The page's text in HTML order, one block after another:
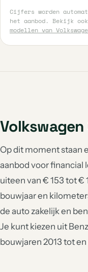
Volkswagen Caravelle
aantal: 1
aantal: 1
Cijfers worden
het aanbod. Bekijk
modellen van
Op dit moment staan
aanbod voor financial
uiteen van € 153 tot €
bouwjaar en
de auto zakelijk en
Je kunt kiezen uit
bouwjaren 2013 tot en